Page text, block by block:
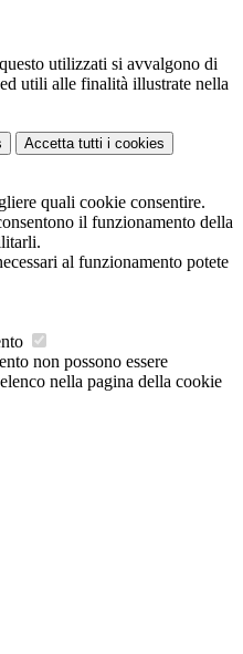
utilizzati si avvalgono di
utili alle finalità illustrate nella
Accetta tutti i cookies
quali cookie consentire.
il funzionamento della
al funzionamento potete
non possono essere
nella pagina della cookie